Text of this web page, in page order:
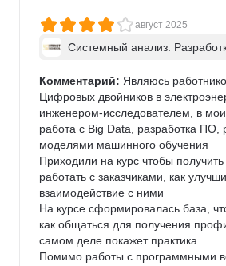
удалось выполнить.
границы работы аналитика.
Мне самому курс посоветовал
дальнейшем и проходили курс. И
прохождения однозначно буду
STENETкак людям, которые
погружаться в системный анализ,
и я, уже являются начинающими
В скором времени также планирую
один курс STENETпо дизайну
август 2025
Системный анализ.
нты - в группе
Комментарий: Являюсь
Цифровых двойников в
инженером-исследователем, в
работа с Big Data, разработка ПО,
моделями машинного обучения
Приходили на курс чтобы получить
работать с заказчиками, как
взаимодействие с ними
На курсе сформировалась база,
как общаться для получения
самом деле покажет практика
Помимо работы с программными